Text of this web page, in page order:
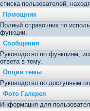
списка пользователей,
Помощник
Полный справочник по
функции.
Сообщения
Руководство по функциям,
ответа в тему.
Опции темы
Руководство по доступным
Фото Галерея
Информация для